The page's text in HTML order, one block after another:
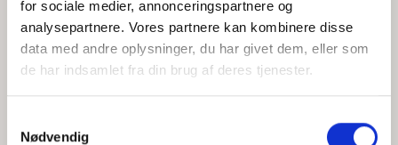
for sociale medier, annonceringspartnere og
analysepartnere. Vores partnere kan kombinere disse
data med andre oplysninger, du har givet dem, eller som
de har indsamlet fra din brug af deres tjenester.
Nødvendig
Jeg accepterer behandlingen af mine personoplysninger i
henhold tilprivatlivspolitikken